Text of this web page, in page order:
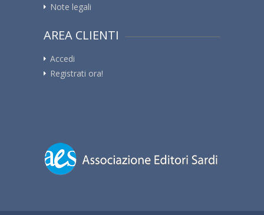
Note legali
AREA CLIENTI
Accedi
Registrati ora!